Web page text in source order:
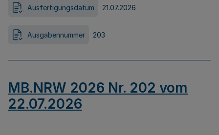
Ausfertigungsdatum 21.07.2026
Ausgabennummer 203
MB.NRW 2026 Nr. 202 vom
22.07.2026